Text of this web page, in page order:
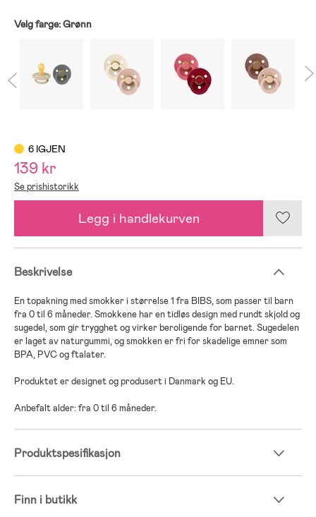
Velg farge:Grønn
6 IGJEN
139 kr
Se prishistorikk
Legg i handlekurven
Beskrivelse
En topakning med smokker i størrelse 1 fra BIBS, som passer til barn
fra 0 til 6 måneder. Smokkene har en tidløs design med rundt skjold og
sugedel, som gir trygghet og virker beroligende for barnet. Sugedelen
er laget av naturgummi, og smokken er fri for skadelige emner som
BPA, PVC og ftalater.
Produktet er designet og produsert i Danmark og EU.
Anbefalt alder: fra 0 til 6 måneder.
Produktspesifikasjon
Finn i butikk